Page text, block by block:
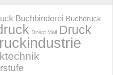
Buchbinderei Buchdruck
Direct Mail Druck